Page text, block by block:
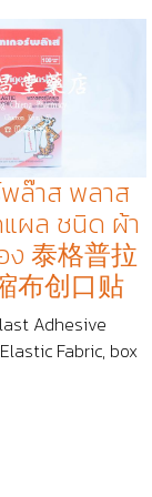
พล๊าส พลาส
ผล ชนิด ผ้า
泰格普拉
布创口贴
Adhesive
Fabric, box